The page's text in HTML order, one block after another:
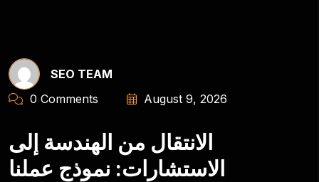
SEO TEAM
0 Comments
August 9, 2026
الانتقال من الهندسة إلى
الاستشارات: نموذج عملنا